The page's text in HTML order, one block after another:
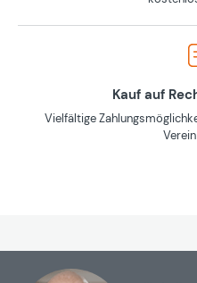
Kauf auf
Vielfältige